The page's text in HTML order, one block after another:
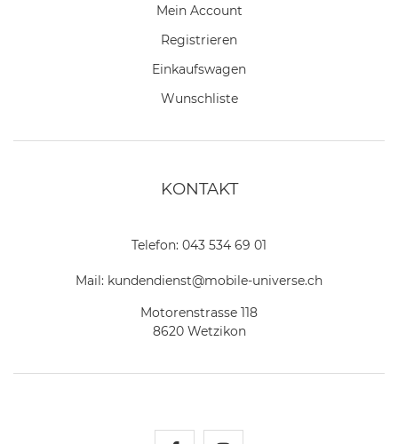
Mein Account
Registrieren
Einkaufswagen
Wunschliste
KONTAKT
Telefon: 043 534 69 01
Mail: kundendienst@mobile-universe.ch
Motorenstrasse 118
8620 Wetzikon